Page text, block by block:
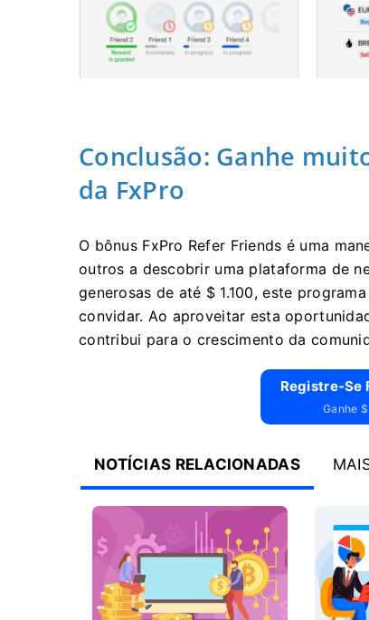
Conclusão: Ganhe
da FxPro
O bônus FxPro Refer Friends é uma
outros a descobrir uma plataforma de
generosas de até $ 1.100, este
convidar. Ao aproveitar esta
contribui para o crescimento da
Registre-Se
Ganhe
NOTÍCIAS RELACIONADAS